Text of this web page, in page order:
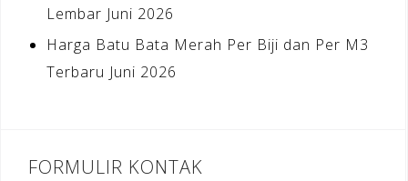
Lembar Juni 2026
Harga Batu Bata Merah Per Biji dan Per M3
Terbaru Juni 2026
FORMULIR KONTAK